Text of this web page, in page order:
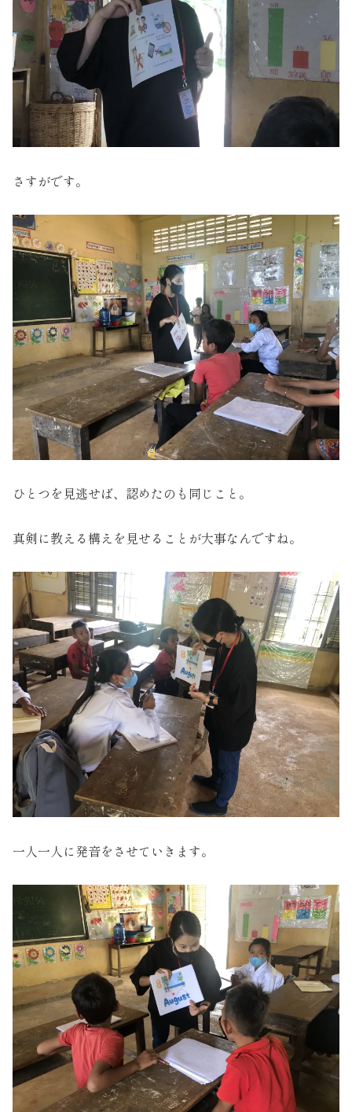
さすがです。
ひとつを見逃せば、認めたのも同じこと。
真剣に教える構えを見せることが大事なんですね。
一人一人に発音をさせていきます。